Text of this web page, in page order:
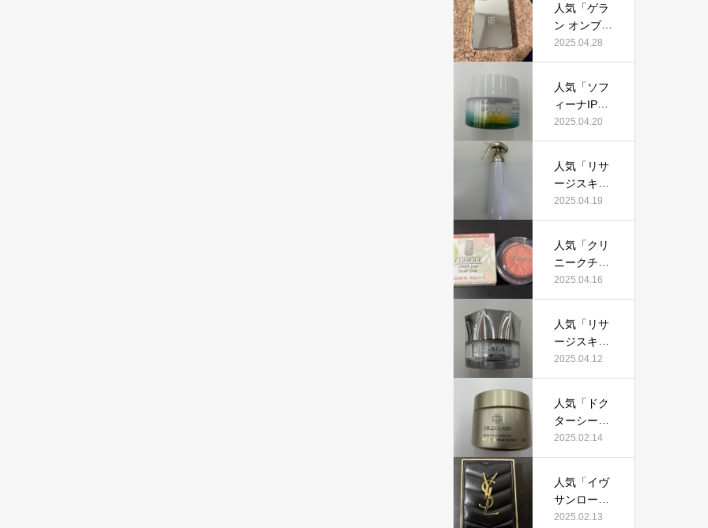
当におすす
め？美容マ
ニアが実際
コミを検
証！
人気「ゲラ
ン オンブル
ジェオーラ
グロウ」っ
すすめ？美
容マニアの
私が実際使
コミを検
証！
2025.04.28
人気「ソフ
ィーナIPゴ
ールデンタ
イムリペア
リーム」っ
て本当にお
すすめ？美
実際使用し
て口コミを
検証！
2025.04.20
人気「リサ
ージスキン
メインテナ
イザーD
当におすす
め？美容マ
ニアの私が
て、口コミ
を検証！
2025.04.19
人気「クリ
ニークチー
クポップ」
って本当に
美容マニア
が実際使用
して口コミ
2025.04.16
人気「リサ
ージスキン
チェンジク
リーム」っ
すすめ？美
容マニアが
実際使用し
検証！
2025.04.12
人気「ドク
ターシーラ
ボ薬用アク
アコラーゲ
リッチリン
クルリペ
ア」って本
2025.02.14
人気「イヴ
サンローラ
ン クチュー
2025.02.13